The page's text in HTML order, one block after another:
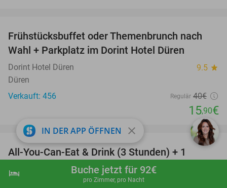
shopping_cart Jetzt buchen
hotel Buche jetzt für 92€
pro Zimmer, pro Nacht
60%
Frühstücksbuffet oder Themenbrunch nach
Wahl + Parkplatz im Dorint Hotel Düren
Dorint Hotel Düren 9.5 star
Düren
Verkauft: 456
Regulär 40€
15,90€
33%
favorite_border
All-You-Can-Eat & Drink (3 Stunden) + 1
Cocktail zum Mittag oder Abend im
Kaisergarten
IN DER APP ÖFFNEN close